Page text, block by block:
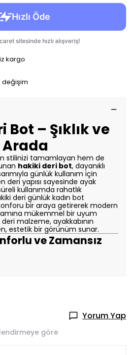
kargo
değişim
Bot – Şıklık ve
Arada
stilinizi tamamlayan hem de
hakiki deri bot, dayanıklı
günlük kullanım için
deri yapısı sayesinde ayak
kullanımda rahatlık
deri günlük kadın bot
konforu bir araya getirerek modern
mükemmel bir uyum
malzeme, ayakkabının
estetik bir görünüm sunar.
ve Zamansız
Yorum Yap
göre